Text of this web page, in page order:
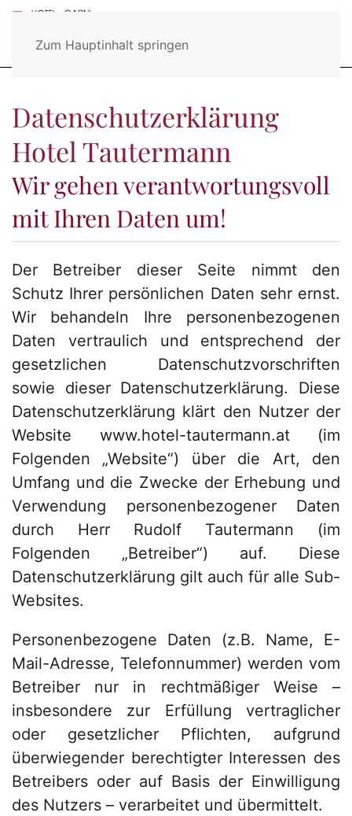
Zum Hauptinhalt springen
Datenschutzerklärung
Hotel Tautermann
Wir gehen verantwortungsvoll
mit Ihren Daten um!
Der Betreiber dieser Seite nimmt den
Schutz Ihrer persönlichen Daten sehr ernst.
Wir behandeln Ihre personenbezogenen
Daten vertraulich und entsprechend der
gesetzlichen Datenschutzvorschriften
sowie dieser Datenschutzerklärung. Diese
Datenschutzerklärung klärt den Nutzer der
Website www.hotel-tautermann.at (im
Folgenden „Website“) über die Art, den
Umfang und die Zwecke der Erhebung und
Verwendung personenbezogener Daten
durch Herr Rudolf Tautermann (im
Folgenden „Betreiber“) auf. Diese
Datenschutzerklärung gilt auch für alle Sub-
Websites.
Personenbezogene Daten (z.B. Name, E-
Mail-Adresse, Telefonnummer) werden vom
Betreiber nur in rechtmäßiger Weise –
insbesondere zur Erfüllung vertraglicher
oder gesetzlicher Pflichten, aufgrund
überwiegender berechtigter Interessen des
Betreibers oder auf Basis der Einwilligung
des Nutzers – verarbeitet und übermittelt.